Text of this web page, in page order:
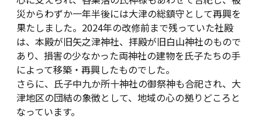
災からわずか一年半後には大津の総鎮守として再興を
果たしました。2024年の改修前まで残っていた社殿
は、本殿が旧矢之津神社、拝殿が旧白山神社のもので
あり、損害の少なかった両神社の建物を氏子たちの手
によって移築・再興したものでした。
さらに、氏子中九か所十神社の御祭神も合祀され、大
津地区の団結の象徴として、地域の心の拠りどころと
なっています。